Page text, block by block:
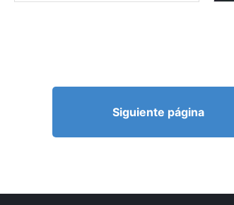
Siguiente página